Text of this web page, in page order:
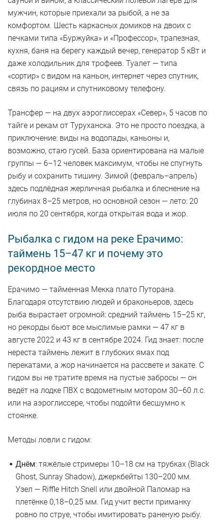
мужчин, которые приехали за рыбой, а не за
комфортом. Шесть каркасных домиков на двоих с
печками типа «Буржуйка» и «Профессор», трапезная,
кухня, баня на берегу каждый вечер, генератор 5 кВт и
даже холодильник для трофеев. Туалет — типа
«сортир» с видом на каньон, интернет через спутник,
связь по рациям и спутниковому телефону.
Трансфер — на двух аэроглиссерах «Север», 5 часов по
тайге и рекам от Туруханска. Это не просто поездка, а
приключение: виды на водопады, каньоны и,
возможно, стаю гусей. База ориентирована на малые
группы — 6–12 человек максимум, чтобы не спугнуть
рыбу и сохранить тишину. Зимой (февраль–апрель)
здесь подлёдная жерличная рыбалка и блеснение на
глубинах 8–25 метров, но основной сезон — лето: 20
июля по 20 сентября, когда открытая вода и жор.
Рыбалка с гидом на реке Ерачимо:
таймень 15–47 кг и почему это
рекордное место
Ерачимо — тайменная Мекка плато Путорана.
Благодаря отсутствию людей и браконьеров, здесь
рыба вырастает огромной: средний таймень 15–25 кг,
но рекорды бьют все мыслимые рамки — 47 кг в
августе 2022 и 43 кг в сентябре 2024. Гид знает: после
нереста таймень лежит в глубоких ямах под
перекатами, а жор начинается на рассвете и закате. С
гидом вы не тратите время на пустые забросы — он
ведёт на лодке ПВХ с водометным мотором 30–60 л.с.
или на аэроглиссере, чтобы подойти бесшумно к
стоянке.
Методы ловли с гидом:
Днём: тяжёлые стримеры 10–18 см на трубках (Black
Ghost, Sunray Shadow), джеркбейты 130–200 мм.
Узел — Riffle Hitch Snell или двойной Паломар на
плетёнке 0,18–0,25 мм. Гид учит вести приманку
ровно по струе, чтобы имитировать раненую рыбу.